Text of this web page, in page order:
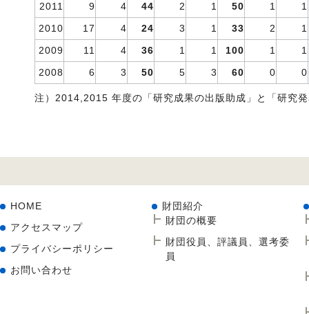
注）2014,2015 年度の「研究成果の出版助成」と「研究
2011
9 4 44 2 1 50 1
1
2010
17 4 24 3 1 33 2
1
2009
11 4 36 1 1 100 1
1
2008
6 3 50 5 3 60 0 0
HOME
アクセスマップ
プライバシーポリシー
お問い合わせ
財団紹介
財団の概要
財団役員、評議員、選考委
員